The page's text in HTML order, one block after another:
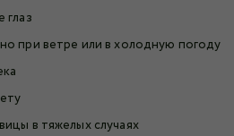
глаз
при ветре или в холодную погоду
в тяжелых случаях